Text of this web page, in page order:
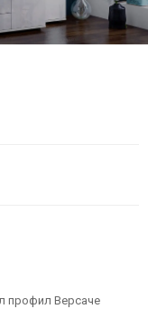
профил Версаче